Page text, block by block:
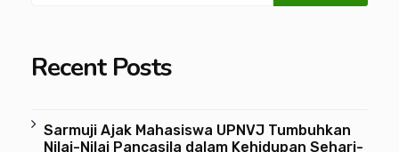
Recent Posts
Sarmuji Ajak Mahasiswa UPNVJ Tumbuhkan
Nilai-Nilai Pancasila dalam Kehidupan Sehari-